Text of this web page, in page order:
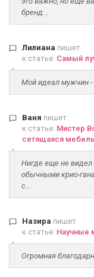
бренд...
Лилиана пишет
к статье: Самый
Мой идеал мужчин -
Ваня пишет
к статье: Мистер
сетящаяся
Нигде еще не видел
обычными крио-
с...
Назира пишет
к статье: Научные
Огромная